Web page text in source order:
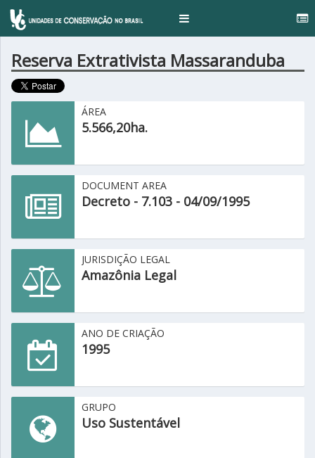
Toggle
Reserva Extrativista Massaranduba
ÁREA
5.566,20ha.
DOCUMENT AREA
Decreto - 7.103 - 04/09/1995
JURISDIÇÃO LEGAL
Amazônia Legal
ANO DE CRIAÇÃO
1995
GRUPO
Uso Sustentável